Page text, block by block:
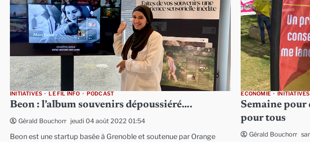
INITIATIVES LE FIL INFO PODCAST
Beon : l’album souvenirs dépoussiéré….
Gérald Bouchon jeudi 04 août 2022 01:54
Beon est une startup basée à Grenoble et soutenue par Orange
ECONOMIE INITIATIVES
Semaine pour
pour tous
Gérald Bouchon